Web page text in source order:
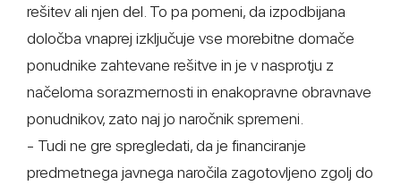
rešitev ali njen del. To pa pomeni, da izpodbijana
določba vnaprej izključuje vse morebitne domače
ponudnike zahtevane rešitve in je v nasprotju z
načeloma sorazmernosti in enakopravne obravnave
ponudnikov, zato naj jo naročnik spremeni.
- Tudi ne gre spregledati, da je financiranje
predmetnega javnega naročila zagotovljeno zgolj do